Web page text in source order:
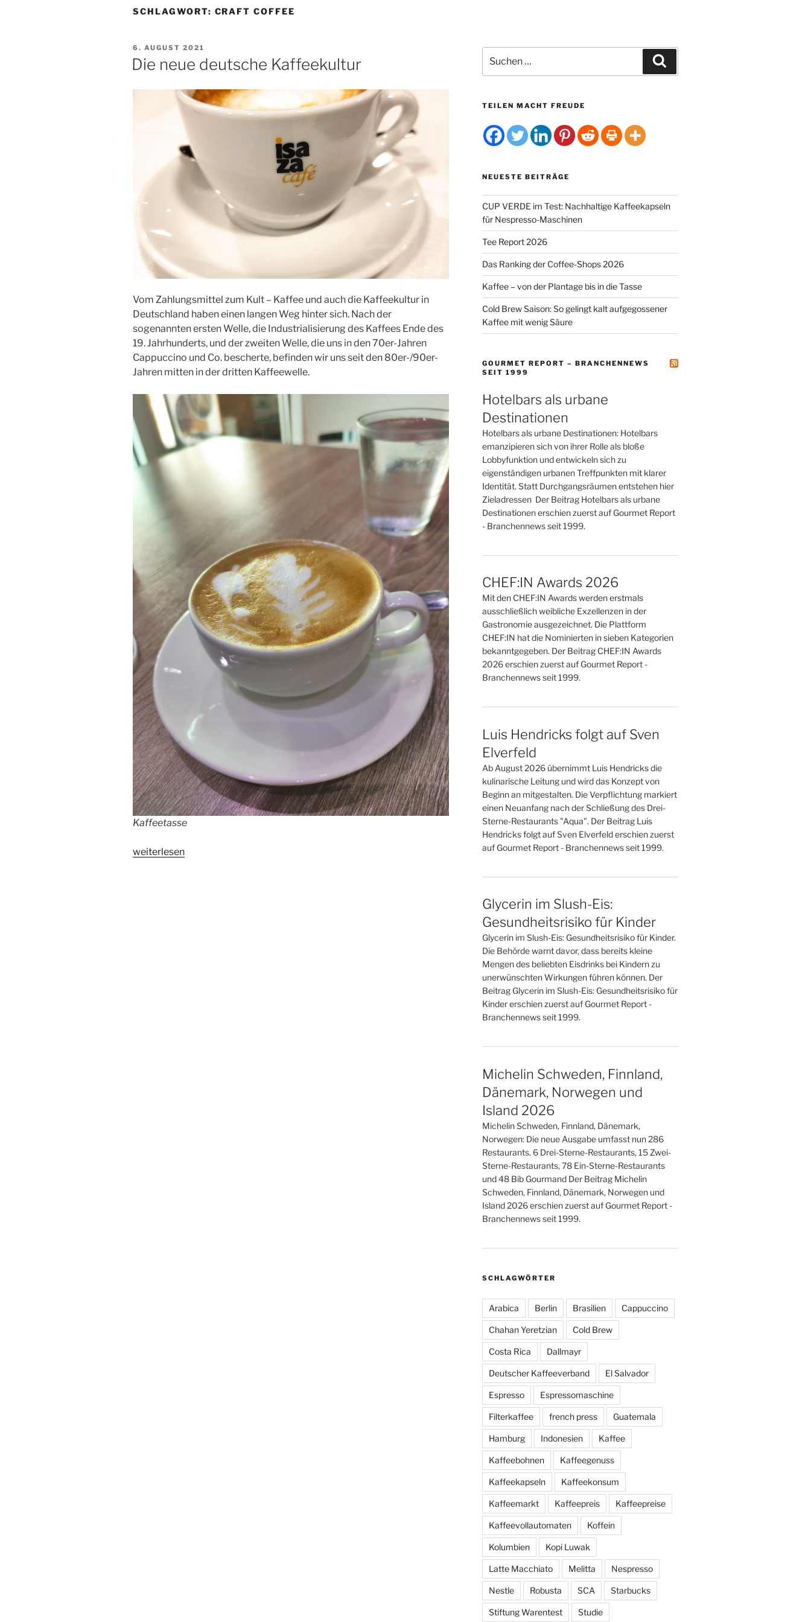
SCHLAGWORT: CRAFT COFFEE
VERÖFFENTLICHT
AM
6. AUGUST 2021
Die neue deutsche Kaffeekultur
Vom Zahlungsmittel zum Kult – Kaffee und auch die Kaffeekultur in
Deutschland haben einen langen Weg hinter sich. Nach der
sogenannten ersten Welle, die Industrialisierung des Kaffees Ende des
19. Jahrhunderts, und der zweiten Welle, die uns in den 70er-Jahren
Cappuccino und Co. bescherte, befinden wir uns seit den 80er-/90er-
Jahren mitten in der dritten Kaffeewelle.
Kaffeetasse
„Die
weiterlesen
nach:
TEILEN MACHT FREUDE
NEUESTE BEITRÄGE
CUP VERDE im Test: Nachhaltige Kaffeekapseln
für Nespresso-Maschinen
Tee Report 2026
Das Ranking der Coffee-Shops 2026
Kaffee – von der Plantage bis in die Tasse
Cold Brew Saison: So gelingt kalt aufgegossener
Kaffee mit wenig Säure
GOURMET REPORT – BRANCHENNEWS
SEIT 1999
Hotelbars als urbane
Destinationen
Hotelbars als urbane Destinationen: Hotelbars
emanzipieren sich von ihrer Rolle als bloße
Lobbyfunktion und entwickeln sich zu
eigenständigen urbanen Treffpunkten mit klarer
Identität. Statt Durchgangsräumen entstehen hier
Zieladressen Der Beitrag Hotelbars als urbane
Destinationen erschien zuerst auf Gourmet Report
- Branchennews seit 1999.
CHEF:IN Awards 2026
Mit den CHEF:IN Awards werden erstmals
ausschließlich weibliche Exzellenzen in der
Gastronomie ausgezeichnet. Die Plattform
CHEF:IN hat die Nominierten in sieben Kategorien
bekanntgegeben. Der Beitrag CHEF:IN Awards
2026 erschien zuerst auf Gourmet Report -
Branchennews seit 1999.
Luis Hendricks folgt auf Sven
Elverfeld
Ab August 2026 übernimmt Luis Hendricks die
kulinarische Leitung und wird das Konzept von
Beginn an mitgestalten. Die Verpflichtung markiert
einen Neuanfang nach der Schließung des Drei-
Sterne-Restaurants "Aqua". Der Beitrag Luis
Hendricks folgt auf Sven Elverfeld erschien zuerst
auf Gourmet Report - Branchennews seit 1999.
Glycerin im Slush-Eis:
Gesundheitsrisiko für Kinder
Glycerin im Slush-Eis: Gesundheitsrisiko für Kinder.
Die Behörde warnt davor, dass bereits kleine
Mengen des beliebten Eisdrinks bei Kindern zu
unerwünschten Wirkungen führen können. Der
Beitrag Glycerin im Slush-Eis: Gesundheitsrisiko für
Kinder erschien zuerst auf Gourmet Report -
Branchennews seit 1999.
Michelin Schweden, Finnland,
Dänemark, Norwegen und
Island 2026
Michelin Schweden, Finnland, Dänemark,
Norwegen: Die neue Ausgabe umfasst nun 286
Restaurants. 6 Drei-Sterne-Restaurants, 15 Zwei-
Sterne-Restaurants, 78 Ein-Sterne-Restaurants
und 48 Bib Gourmand Der Beitrag Michelin
Schweden, Finnland, Dänemark, Norwegen und
Island 2026 erschien zuerst auf Gourmet Report -
Branchennews seit 1999.
SCHLAGWÖRTER
Arabica Berlin Brasilien Cappuccino
Chahan Yeretzian Cold Brew
Costa Rica Dallmayr
Deutscher Kaffeeverband El Salvador
Espresso Espressomaschine
Filterkaffee french press Guatemala
Hamburg Indonesien Kaffee
Kaffeebohnen Kaffeegenuss
Kaffeekapseln Kaffeekonsum
Kaffeemarkt Kaffeepreis Kaffeepreise
Kaffeevollautomaten Koffein
Kolumbien Kopi Luwak
Latte Macchiato Melitta Nespresso
Nestle Robusta SCA Starbucks
Stiftung Warentest Studie